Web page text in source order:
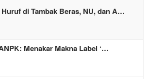
di Tambak Beras, NU, dan A…
Menakar Makna Label ‘…